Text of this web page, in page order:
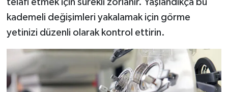
telafi etmek için sürekli zorlanır. Yaşlandıkça bu
kademeli değişimleri yakalamak için görme
yetinizi düzenli olarak kontrol ettirin.